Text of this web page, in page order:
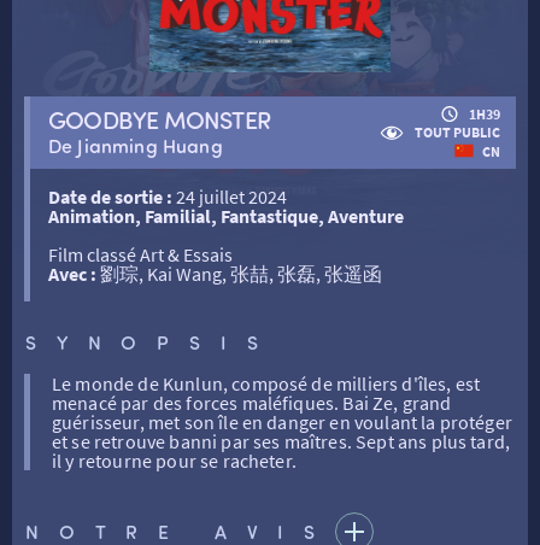
RETOUR
FILMS
RETOUR
SÉANCES SPÉCIALES
THÉ CINÉ
RÉTRO VISION
ATELIERS PRATIQUES
RETOUR
D’ACTUALITÉS
LES DISPOSITIFS NATIONAUX
HISTORIQUE
RETOUR
TARIFS
NOS SALLES
GOODBYE MONSTER
De Jianming Huang
1H39
TOUT PUBLIC
CN
Date de sortie : 24 juillet 2024
Animation, Familial, Fantastique, Aventure
Film classé Art & Essais
Avec : 劉琮, Kai Wang, 张喆, 张磊, 张遥函
SYNOPSIS
Le monde de Kunlun, composé de milliers d'îles, est
menacé par des forces maléfiques. Bai Ze, grand
guérisseur, met son île en danger en voulant la protéger
et se retrouve banni par ses maîtres. Sept ans plus tard,
il y retourne pour se racheter.
NOTRE AVIS